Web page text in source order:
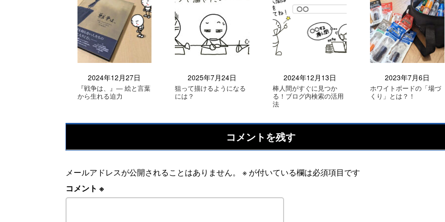
2024年12月27日
『戦争は、』― 絵と言葉
から生れる迫力
2025年7月24日
狙って描けるようになる
には？
2024年12月13日
棒人間がすぐに見つか
る！ブログ内検索の活用
法
2023年7月6日
ホワイトボードの「場づ
くり」とは？！
コメントを残す
メールアドレスが公開されることはありません。 ※ が付いている欄は必須項目です
コメント ※